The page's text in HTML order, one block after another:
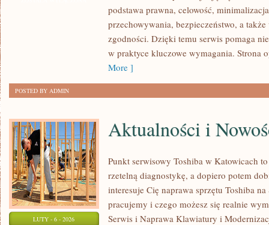
ZGODYpodstawa prawna, celowość,
przechowywania, bezpieczeństwo, a
zgodności. Dzięki temu serwis pomaga
w praktyce kluczowe wymagania. Strona
More ]
POSTED BY ADMIN
LUTY - 6 - 2026
Aktualności i
Punkt serwisowy Toshiba w Katowicach
rzetelną diagnostykę, a dopiero potem
interesuje Cię naprawa sprzętu Toshiba
pracujemy i czego możesz się realnie
Serwis i Naprawa Klawiatury i